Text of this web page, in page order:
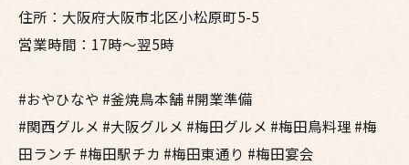
住所：大阪府大阪市北区小松原町5-5
営業時間：17時～翌5時
#おやひなや #釜焼鳥本舗 #開業準備
#関西グルメ #大阪グルメ #梅田グルメ #梅田鳥料理 #梅
田ランチ #梅田駅チカ #梅田東通り #梅田宴会